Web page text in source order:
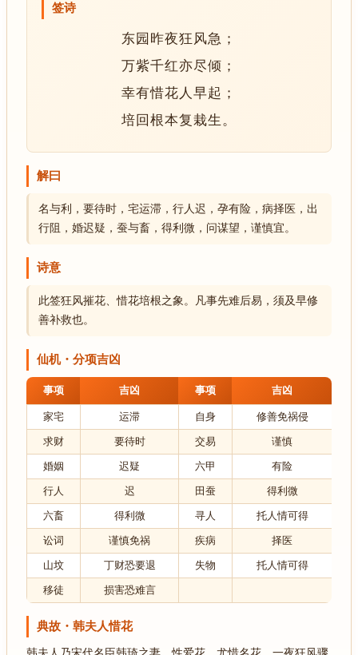
签诗
东园昨夜狂风急；
万紫千红亦尽倾；
幸有惜花人早起；
培回根本复栽生。
解曰
名与利，要待时，宅运滞，行人迟，孕有险，病择医，出
行阻，婚迟疑，蚕与畜，得利微，问谋望，谨慎宜。
诗意
此签狂风摧花、惜花培根之象。凡事先难后易，须及早修
善补救也。
仙机・分项吉凶
事项 吉凶 事项 吉凶
家宅 运滞 自身 修善免祸侵
求财 要待时 交易 谨慎
婚姻 迟疑 六甲 有险
行人 迟 田蚕 得利微
六畜 得利微 寻人 托人情可得
讼词 谨慎免祸 疾病 择医
山坟 丁财恐要退 失物 托人情可得
移徒 损害恐难言
典故・韩夫人惜花